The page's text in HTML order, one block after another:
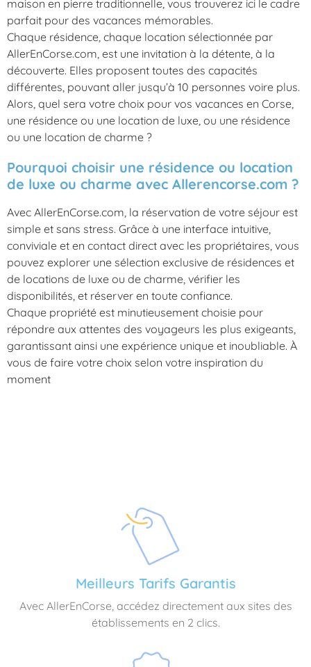
maison en pierre traditionnelle, vous trouverez ici le cadre
parfait pour des vacances mémorables.
Chaque résidence, chaque location sélectionnée par
AllerEnCorse.com, est une invitation à la détente, à la
découverte. Elles proposent toutes des capacités
différentes, pouvant aller jusqu’à 10 personnes voire plus.
Alors, quel sera votre choix pour vos vacances en Corse,
une résidence ou une location de luxe, ou une résidence
ou une location de charme ?
Pourquoi choisir une résidence ou location
de luxe ou charme avec Allerencorse.com ?
Avec AllerEnCorse.com, la réservation de votre séjour est
simple et sans stress. Grâce à une interface intuitive,
conviviale et en contact direct avec les propriétaires, vous
pouvez explorer une sélection exclusive de résidences et
de locations de luxe ou de charme, vérifier les
disponibilités, et réserver en toute confiance.
Chaque propriété est minutieusement choisie pour
répondre aux attentes des voyageurs les plus exigeants,
garantissant ainsi une expérience unique et inoubliable. À
vous de faire votre choix selon votre inspiration du
moment
Meilleurs Tarifs Garantis
Avec AllerEnCorse, accédez directement aux sites des
établissements en 2 clics.